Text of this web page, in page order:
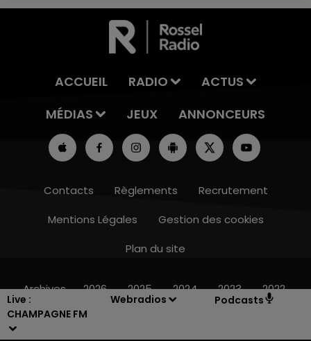
Live :
CHAMPAGNE FM
Webradios Podcasts
19h00 - 19h15
ACCUEIL RADIO
ACTUS
MÉDIAS
JEUX ANNONCEURS
Contacts Règlements
Recrutement
Mentions Légales
Gestion des cookies
Plan du site
Archives 2026 2025 2024 2023 2022